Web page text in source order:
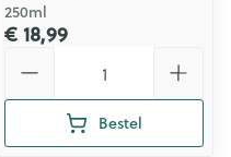
250ml
€ 18,99
Bestel